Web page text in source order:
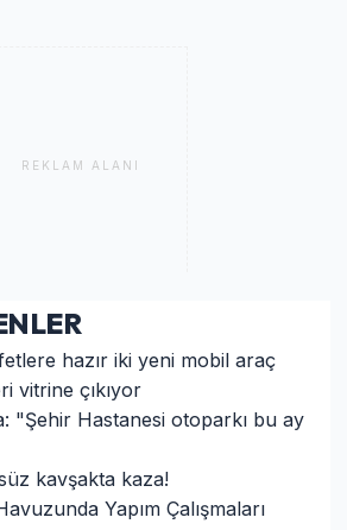
REKLAM ALANI
hazır iki yeni mobil araç
vitrine çıkıyor
"Şehir Hastanesi otoparkı bu ay
kavşakta kaza!
Yapım Çalışmaları